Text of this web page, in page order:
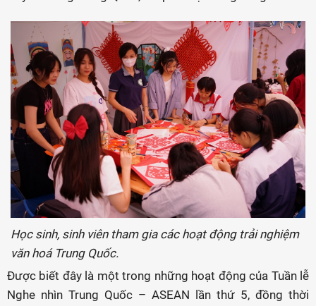
Học sinh, sinh viên tham gia các hoạt động trải nghiệm
văn hoá Trung Quốc.
Được biết đây là một trong những hoạt động của Tuần lễ
Nghe nhìn Trung Quốc – ASEAN lần thứ 5, đồng thời